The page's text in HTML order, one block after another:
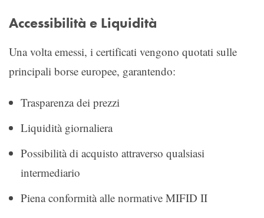
Accessibilità e Liquidità
Una volta emessi, i certificati vengono quotati sulle
principali borse europee, garantendo:
Trasparenza dei prezzi
Liquidità giornaliera
Possibilità di acquisto attraverso qualsiasi
intermediario
Piena conformità alle normative MIFID II